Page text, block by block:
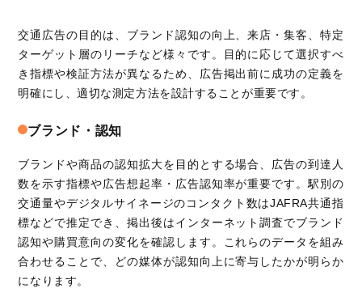
交通広告の目的は、ブランド認知の向上、来店・集客、特定
ターゲット層のリーチなど様々です。目的に応じて選択すべ
き指標や検証方法が異なるため、広告掲出前に成功の定義を
明確にし、適切な測定方法を設計することが重要です。
ブランド・認知
ブランドや商品の認知拡大を目的とする場合、広告の到達人
数を示す指標や広告想起率・広告認知率が重要です。駅別の
交通量やデジタルサイネージのコンタクト数はJAFRA共通指
標などで推定でき、掲出後はインターネット調査でブランド
認知や購買意向の変化を確認します。これらのデータを組み
合わせることで、どの媒体が認知向上に寄与したかが明らか
になります。